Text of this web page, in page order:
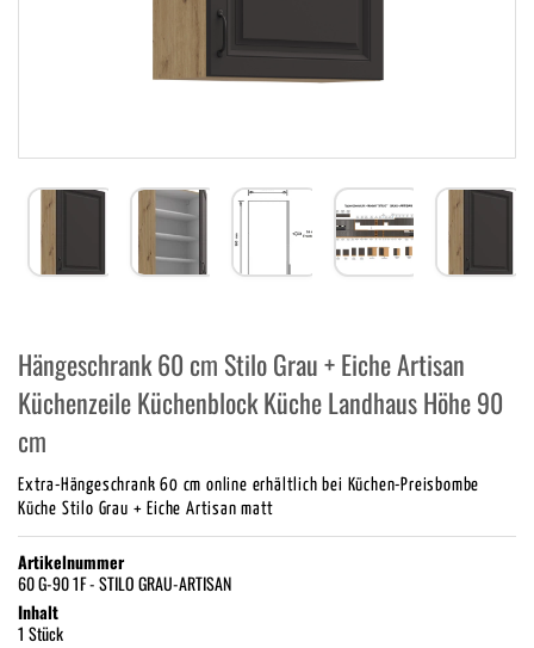
Hängeschrank 60 cm Stilo Grau + Eiche Artisan
Küchenzeile Küchenblock Küche Landhaus Höhe 90
cm
Extra-Hängeschrank 60 cm online erhältlich bei Küchen-Preisbombe
Küche Stilo Grau + Eiche Artisan matt
Artikelnummer
60 G-90 1F - STILO GRAU-ARTISAN
Inhalt
1 Stück